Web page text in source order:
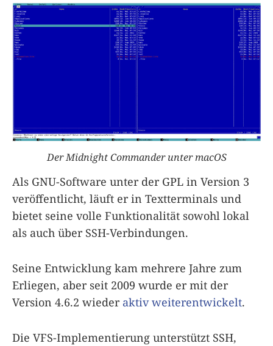
Der Midnight Commander unter macOS
Als GNU-Software unter der GPL in Version 3
veröffentlicht, läuft er in Textterminals und
bietet seine volle Funktionalität sowohl lokal
als auch über SSH-Verbindungen.
Seine Entwicklung kam mehrere Jahre zum
Erliegen, aber seit 2009 wurde er mit der
Version 4.6.2 wieder aktiv weiterentwickelt.
Die VFS-Implementierung unterstützt SSH,